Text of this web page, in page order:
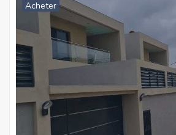
Acheter